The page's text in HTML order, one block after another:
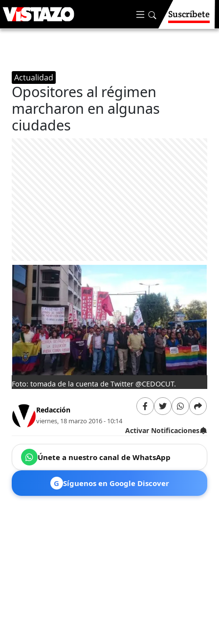
Suscríbete
Actualidad
Opositores al régimen
marcharon en algunas
ciudades
Foto: tomada de la cuenta de Twitter @CEDOCUT.
Redacción
viernes, 18 marzo 2016 - 10:14
Activar Notificaciones
Únete a nuestro canal de WhatsApp
G Síguenos en Google Discover